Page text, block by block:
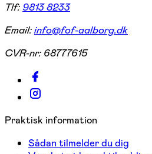
Tlf:9813 8233
Email:info@fof-aalborg.dk
CVR-nr: 68777615
Praktisk information
Sådan tilmelder du dig